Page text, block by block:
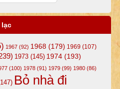
lạc
1967(92) 1968(179) 1969 (107)
1973(145) 1974(193)
(100) 1978(91) 1979(99) 1980(86)
Bỏ nhà đi